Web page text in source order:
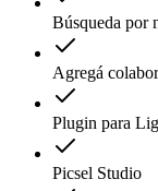
Búsqueda por
Agregá
Plugin para
Picsel Studio